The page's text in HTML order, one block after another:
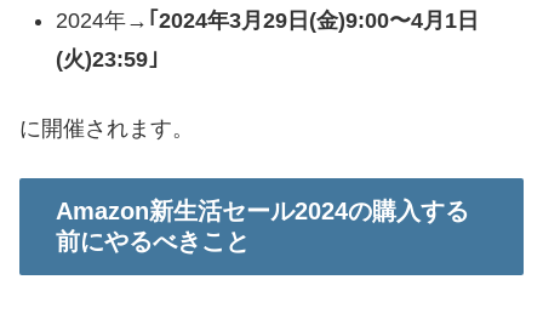
2024年→ ｢2024年3月29日(金)9:00〜4月1日
(火)23:59｣
に開催されます。
Amazon新生活セール2024の購入する
前にやるべきこと